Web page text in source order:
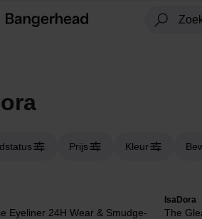
Prijs Kleur
Eyeliner 24H Wear & Smudge-
IsaDora
The